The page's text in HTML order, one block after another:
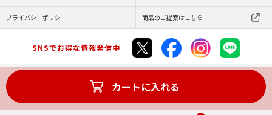
カートに入れる
プライバシーポリシー 商品のご提案はこちら
SNSでお得な情報発信中